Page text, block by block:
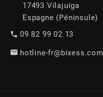
BCD
17493 Vilajuiga
Espagne (Péninsule)
09 82 99 02 13
hotline-fr@bixess.com